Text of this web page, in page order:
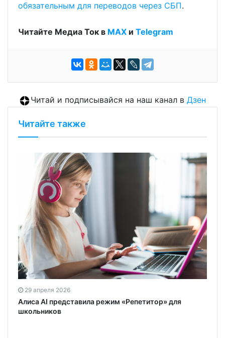
обязательным для переводов через СБП.
Читайте Медиа Ток в МАХ и Telegram
Читай и подписывайся на наш канал в Дзен
Читайте также
29 апреля 2026
Алиса AI представила режим «Репетитор» для
школьников